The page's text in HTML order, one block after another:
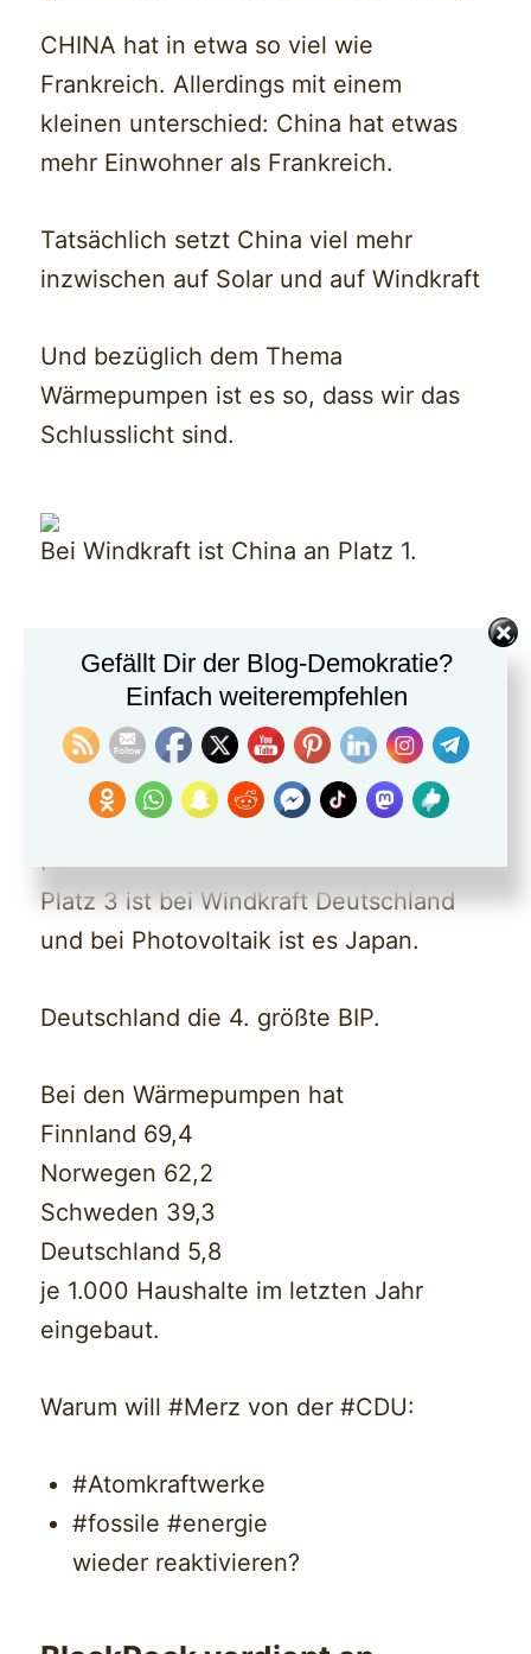
CHINA hat in etwa so viel wie
Frankreich. Allerdings mit einem
kleinen unterschied: China hat etwas
mehr Einwohner als Frankreich.
Tatsächlich setzt China viel mehr
inzwischen auf Solar und auf Windkraft
Und bezüglich dem Thema
Wärmepumpen ist es so, dass wir das
Schlusslicht sind.
Bei Windkraft ist China an Platz 1.
Auch bei Photovoltaik befindet sich
China an Platz 1.
Platz 2 ist die USA.
Platz 3 ist bei Windkraft Deutschland
und bei Photovoltaik ist es Japan.
Deutschland die 4. größte BIP.
Bei den Wärmepumpen hat
Finnland 69,4
Norwegen 62,2
Schweden 39,3
Deutschland 5,8
je 1.000 Haushalte im letzten Jahr
eingebaut.
Warum will #Merz von der #CDU:
#Atomkraftwerke
#fossile #energie
wieder reaktivieren?
Gefällt Dir der Blog-Demokratie?
Einfach weiterempfehlen